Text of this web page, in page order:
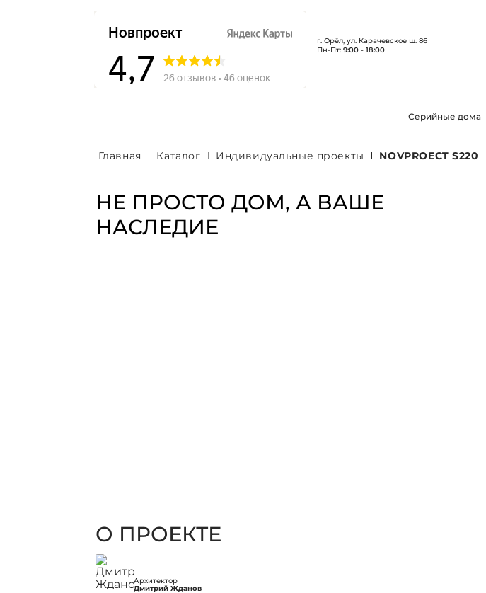
г. Орёл, ул. Карачевское ш. 86
Пн-Пт:9:00 - 18:00
Серийные дома
Главная Каталог Индивидуальные проекты NOVPROECT S220
НЕ ПРОСТО ДОМ, А ВАШЕ
НАСЛЕДИЕ
О ПРОЕКТЕ
Архитектор
Дмитрий Жданов